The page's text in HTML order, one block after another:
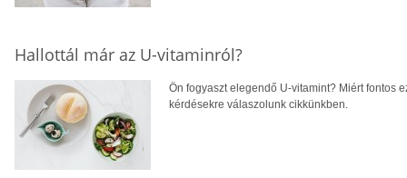
Hallottál már az U-vitaminról?
Ön fogyaszt elegendő U-vitamint? Miért fontos
kérdésekre válaszolunk cikkünkben.